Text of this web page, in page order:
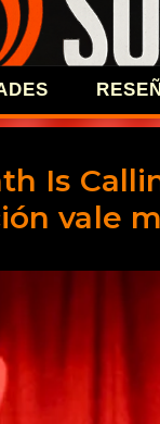
Is
vale